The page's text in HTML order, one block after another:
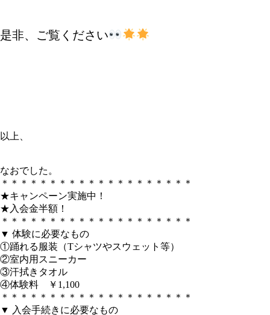
是非、ご覧ください
以上、
なおでした。
＊＊＊＊＊＊＊＊＊＊＊＊＊＊＊＊＊＊＊＊
★キャンペーン実施中！
★入会金半額！
＊＊＊＊＊＊＊＊＊＊＊＊＊＊＊＊＊＊＊＊
▼ 体験に必要なもの
①踊れる服装（Tシャツやスウェット等）
②室内用スニーカー
③汗拭きタオル
④体験料 ￥1,100
＊＊＊＊＊＊＊＊＊＊＊＊＊＊＊＊＊＊＊＊
▼ 入会手続きに必要なもの